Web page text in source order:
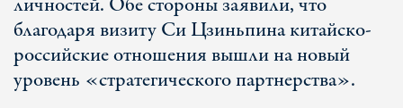
благодаря визиту Си Цзиньпина китайско-
российские отношения вышли на новый
уровень «стратегического партнерства».